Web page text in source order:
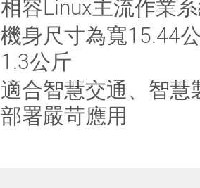
相容Linux主流作業
機身尺寸為寬15.44
1.3公斤
適合智慧交通、智慧
部署嚴苛應用